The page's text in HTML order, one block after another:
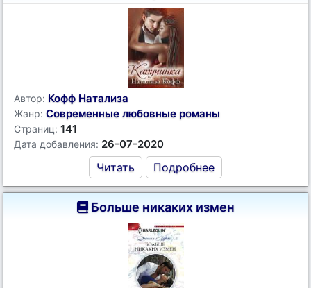
Автор: Кофф Натализа
Жанр: Современные любовные романы
Страниц: 141
Дата добавления: 26-07-2020
Читать Подробнее
Больше никаких измен